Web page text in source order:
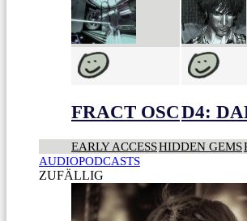
FRACT OSCD4:
EARLY ACCESSHIDDEN GEMS
AUDIOPODCASTS
ZUFÄLLIG